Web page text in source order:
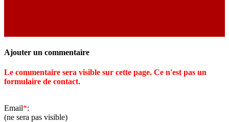
Ajouter un commentaire
Le commentaire sera visible sur cette page. Ce n'est pas un
formulaire de contact.
Email*:
(ne sera pas visible)